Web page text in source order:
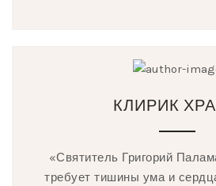
КЛИРИК
«Святитель Григорий
требует тишины ума и